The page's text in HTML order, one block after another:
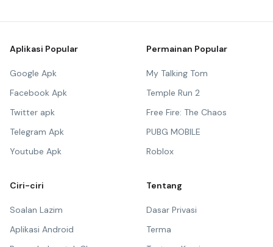
Aplikasi Popular
Google Apk
Facebook Apk
Twitter apk
Telegram Apk
Youtube Apk
Permainan Popular
My Talking Tom
Temple Run 2
Free Fire: The Chaos
PUBG MOBILE
Roblox
Ciri-ciri
Soalan Lazim
Aplikasi Android
Tentang
Dasar Privasi
Terma